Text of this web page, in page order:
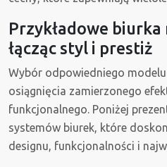
Przykładowe
łącząc styl i prestiż
Wybór odpowiedniego
osiągnięcia zamierzonego
funkcjonalnego. Poniżej
systemów biurek, które
designu, funkcjonalności i